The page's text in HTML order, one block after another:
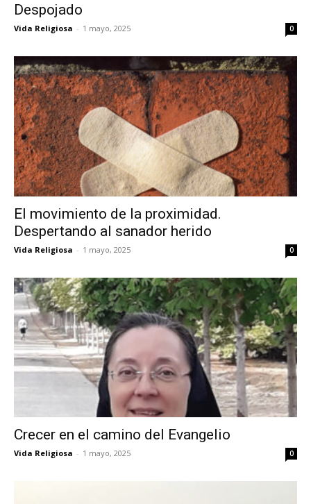
Despojado
Vida Religiosa - 1 mayo, 2025 0
El movimiento de la proximidad.
Despertando al sanador herido
Vida Religiosa - 1 mayo, 2025 0
Crecer en el camino del Evangelio
Vida Religiosa - 1 mayo, 2025 0